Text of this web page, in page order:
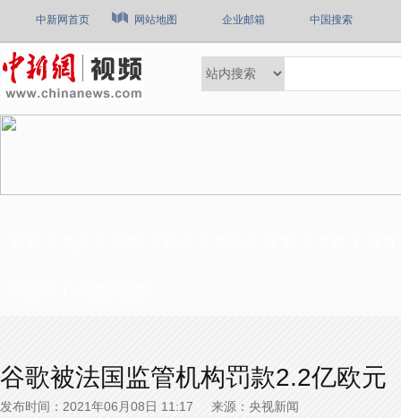
中新网首页 网站地图 企业邮箱 中国搜索
谷歌被法国监管机构罚款2.2亿欧元
发布时间：2021年06月08日 11:17 来源：央视新闻